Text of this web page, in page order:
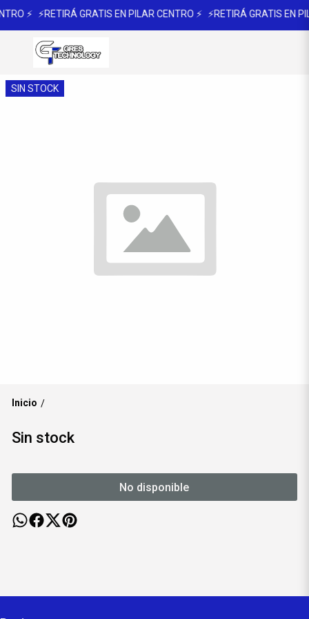
⚡ ⚡RETIRÁ GRATIS EN PILAR CENTRO ⚡ ⚡RETIRÁ GRATIS EN
SIN STOCK
Inicio /
Sin stock
No disponible